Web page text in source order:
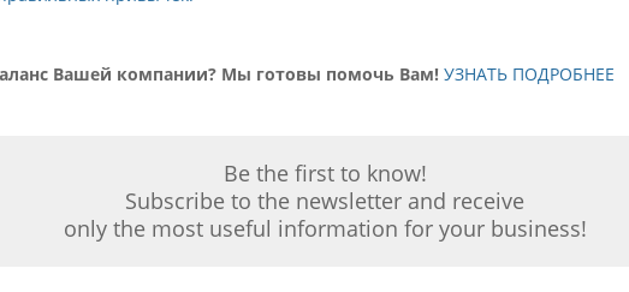
Вашей компании? Мы готовы помочь Вам! УЗНАТЬ ПОДРОБНЕЕ
Be the first to know!
Subscribe to the newsletter and receive
only the most useful information for your business!